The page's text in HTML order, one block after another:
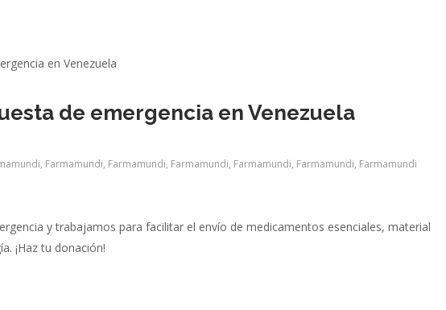
de emergencia en Venezuela
, Farmamundi, Farmamundi, Farmamundi, Farmamundi, Farmamundi, Farmamundi
y trabajamos para facilitar el envío de medicamentos esenciales, material
¡Haz tu donación!